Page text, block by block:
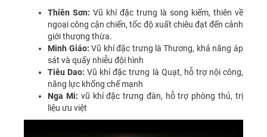
Thiên Sơn: Vũ khí đặc trưng là song kiếm, thiên về
ngoại công cận chiến, tốc độ xuất chiêu đạt đến cảnh
giới thượng thừa.
Minh Giáo: Vũ khí đặc trưng là Thương, khả năng áp
sát và quấy nhiễu đội hình
Tiêu Dao: Vũ khí đặc trưng là Quạt, hỗ trợ nội công,
năng lực khống chế mạnh
Nga Mi: vũ khí đặc trưng đàn, hỗ trợ phòng thủ, trị
liệu ưu việt